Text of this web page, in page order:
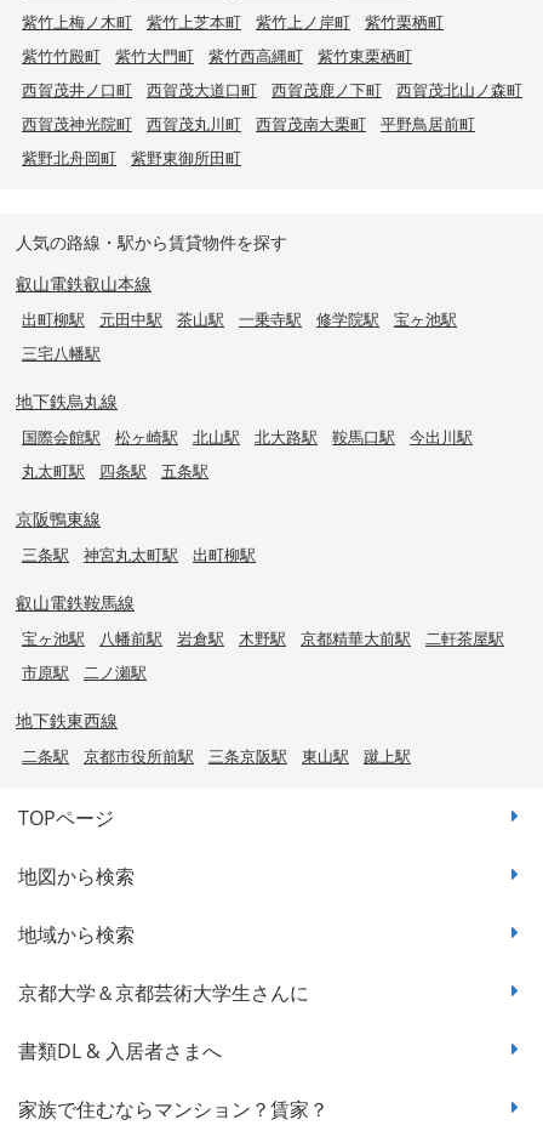
紫竹上梅ノ木町
紫竹上芝本町 紫竹上ノ岸町
紫竹栗栖町
紫竹竹殿町
紫竹大門町 紫竹西高縄町
紫竹東栗栖町
西賀茂井ノ口町
西賀茂大道口町 西賀茂鹿ノ下町
西賀茂北山ノ森町
西賀茂神光院町
西賀茂丸川町 西賀茂南大栗町
平野鳥居前町
紫野北舟岡町
紫野東御所田町
人気の路線・駅から賃貸物件を探す
叡山電鉄叡山本線
出町柳駅 元田中駅 茶山駅 一乗寺駅 修学院駅
宝ヶ池駅
三宅八幡駅
地下鉄烏丸線
国際会館駅 松ヶ崎駅 北山駅 北大路駅 鞍馬口駅
今出川駅
丸太町駅
四条駅 五条駅
京阪鴨東線
三条駅 神宮丸太町駅 出町柳駅
叡山電鉄鞍馬線
宝ヶ池駅 八幡前駅 岩倉駅 木野駅 京都精華大前駅
二軒茶屋駅
市原駅
二ノ瀬駅
地下鉄東西線
二条駅 京都市役所前駅 三条京阪駅 東山駅 蹴上駅
TOPページ
地図から検索
地域から検索
京都大学＆京都芸術大学生さんに
書類DL & 入居者さまへ
家族で住むならマンション？賃家？